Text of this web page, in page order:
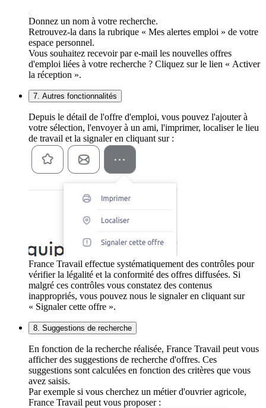
Donnez un nom à votre recherche.
Retrouvez-la dans la rubrique « Mes alertes emploi » de votre
espace personnel.
Vous souhaitez recevoir par e-mail les nouvelles offres
d'emploi liées à votre recherche ? Cliquez sur le lien « Activer
la réception ».
7. Autres fonctionnalités
Depuis le détail de l'offre d'emploi, vous pouvez l'ajouter à
votre sélection, l'envoyer à un ami, l'imprimer, localiser le lieu
de travail et la signaler en cliquant sur :
France Travail effectue systématiquement des contrôles pour
vérifier la légalité et la conformité des offres diffusées. Si
malgré ces contrôles vous constatez des contenus
inappropriés, vous pouvez nous le signaler en cliquant sur
« Signaler cette offre ».
8. Suggestions de recherche
En fonction de la recherche réalisée, France Travail peut vous
afficher des suggestions de recherche d'offres. Ces
suggestions sont calculées en fonction des critères que vous
avez saisis.
Par exemple si vous cherchez un métier d'ouvrier agricole,
France Travail peut vous proposer :